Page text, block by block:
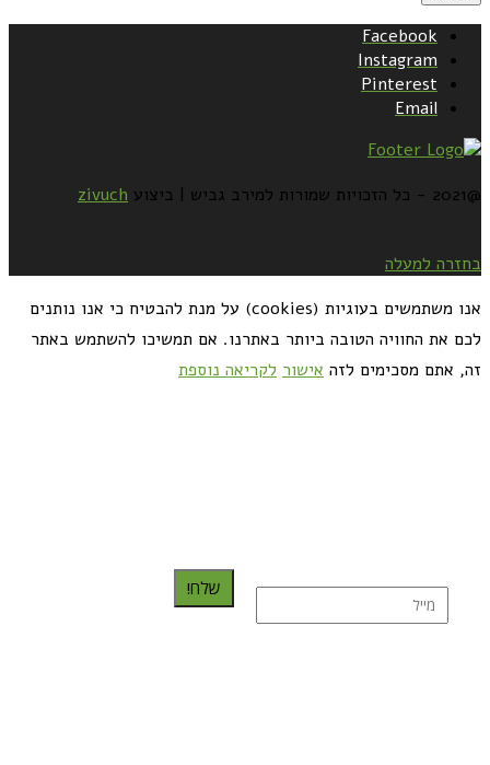
Facebook
Instagram
Pinterest
Email
@2021 - כל הזכויות שמורות למירב גביש | ביצוע zivuch
בחזרה למעלה
אנו משתמשים בעוגיות (cookies) על מנת להבטיח כי אנו נותנים
לכם את החוויה הטובה ביותר באתרנו. אם תמשיכו להשתמש באתר
זה, אתם מסכימים לזה אישור לקריאה נוספת
שלח!